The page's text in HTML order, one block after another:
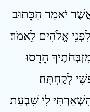
יֹאמַר הַכָּתוּב
אֱלֹהִים לֵאמֹר׃
הָרָסוּ
לְקַחְתָּה׃
הִשְׁאַרְתִּי לִי שִׁבְעַת